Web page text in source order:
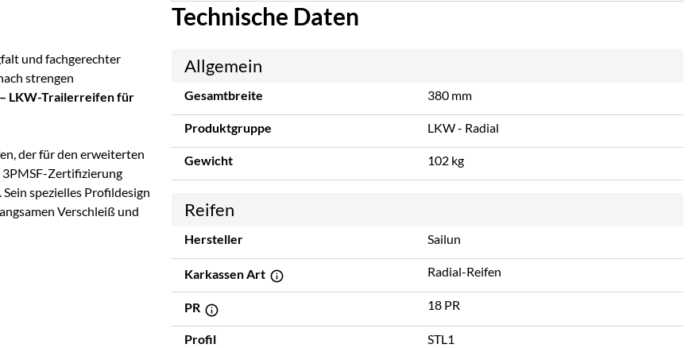
und fachgerechter
strengen
– LKW-Trailerreifen für
der für den erweiterten
3PMSF-Zertifizierung
spezielles Profildesign
Verschleiß und
Technische Daten
Allgemein
Gesamtbreite 380 mm
Produktgruppe LKW - Radial
Gewicht 102 kg
Reifen
Hersteller Sailun
Karkassen Art Radial-Reifen
PR 18 PR
Profil STL1